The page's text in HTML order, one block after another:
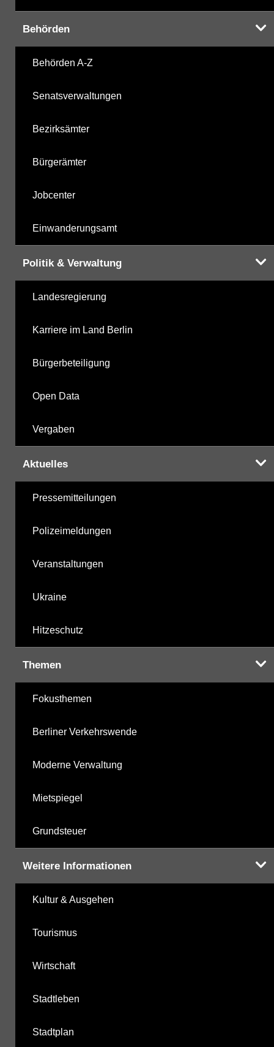
Behörden
Behörden A-Z
Senatsverwaltungen
Bezirksämter
Bürgerämter
Jobcenter
Einwanderungsamt
Politik & Verwaltung
Landesregierung
Karriere im Land Berlin
Bürgerbeteiligung
Open Data
Vergaben
Aktuelles
Pressemitteilungen
Polizeimeldungen
Veranstaltungen
Ukraine
Hitzeschutz
Themen
Fokusthemen
Berliner Verkehrswende
Moderne Verwaltung
Mietspiegel
Grundsteuer
Weitere Informationen
Kultur & Ausgehen
Tourismus
Wirtschaft
Stadtleben
Stadtplan